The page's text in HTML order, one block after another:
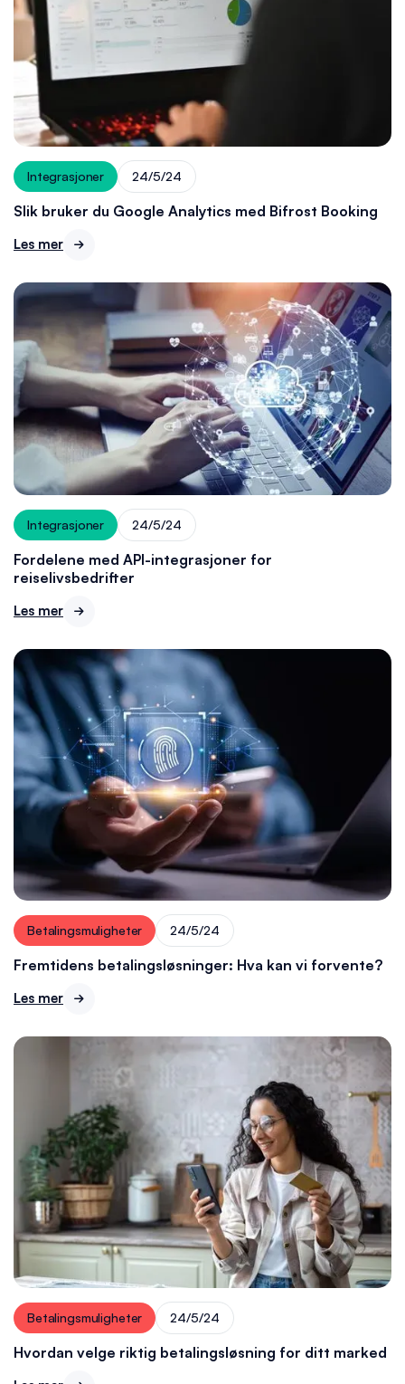
Integrasjoner 24/5/24
Slik bruker du Google Analytics med Bifrost Booking
Les mer 
Integrasjoner 24/5/24
Fordelene med API-integrasjoner for
reiselivsbedrifter
Les mer 
Betalingsmuligheter 24/5/24
Fremtidens betalingsløsninger: Hva kan vi forvente?
Les mer 
Betalingsmuligheter 24/5/24
Hvordan velge riktig betalingsløsning for ditt marked